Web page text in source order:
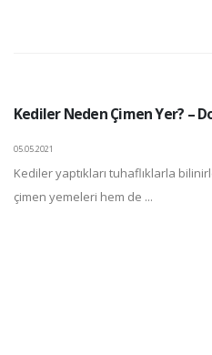
Kediler Neden Çimen Yer? –
05.05.2021
Kediler yaptıkları tuhaflıklarla
çimen yemeleri hem de ...